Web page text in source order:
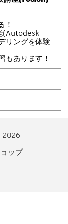
！
(Autodesk
リングを体験
もあります！